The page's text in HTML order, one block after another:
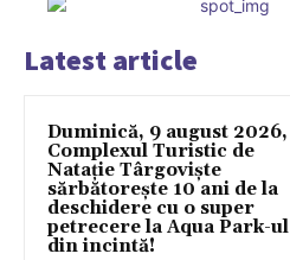
Latest article
Duminică, 9 august 2026,
Complexul Turistic de
Natație Târgoviște
sărbătorește 10 ani de la
deschidere cu o super
petrecere la Aqua Park-ul
din incintă!